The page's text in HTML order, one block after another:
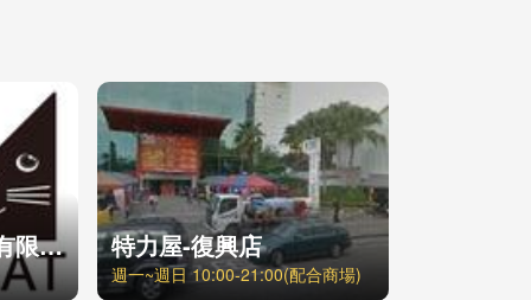
名門易理國際股份有限公司 特力屋-復興店
週一~週日 10:00-21:00(配合商場)